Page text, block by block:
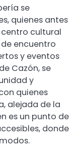
se
quienes antes
cultural
encuentro
y eventos
Cazón, se
y
quienes
alejada de la
es un punto de
donde